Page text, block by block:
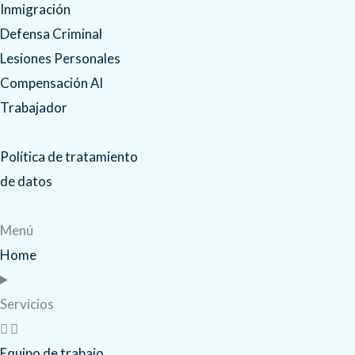
o
o
k
b
e
Inmigración
Defensa Criminal
Lesiones Personales
Compensación Al
Trabajador
Política de tratamiento
de datos
Menú
Home
Servicios